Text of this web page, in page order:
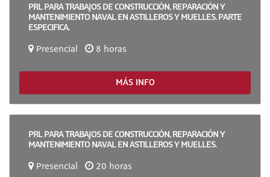
PRL PARA TRABAJOS DE CONSTRUCCIÓN, REPARACIÓN Y
MANTENIMIENTO NAVAL EN ASTILLEROS Y MUELLES. PARTE
ESPECIFICA.
Presencial 8 horas
MÁS INFO
PRL PARA TRABAJOS DE CONSTRUCCIÓN, REPARACIÓN Y
MANTENIMIENTO NAVAL EN ASTILLEROS Y MUELLES.
Presencial 20 horas